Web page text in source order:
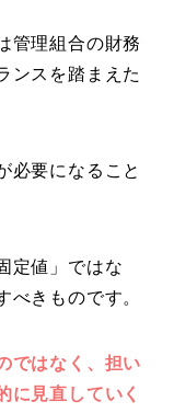
管理組合の財務
ンスを踏まえた
必要になること
定値」ではな
べきものです。
ではなく、担い
に見直していく